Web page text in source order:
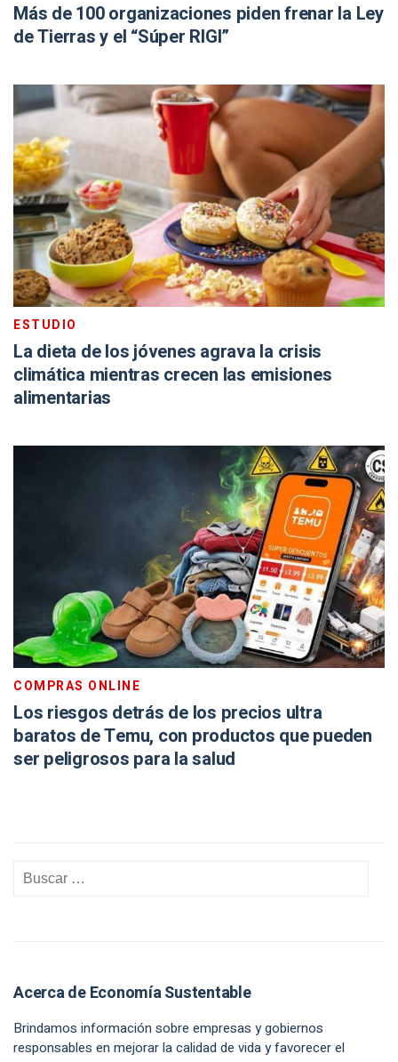
Más de 100 organizaciones piden frenar la Ley
de Tierras y el “Súper RIGI”
ESTUDIO
La dieta de los jóvenes agrava la crisis
climática mientras crecen las emisiones
alimentarias
COMPRAS ONLINE
Los riesgos detrás de los precios ultra
baratos de Temu, con productos que pueden
ser peligrosos para la salud
Acerca de Economía Sustentable
Brindamos información sobre empresas y gobiernos
responsables en mejorar la calidad de vida y favorecer el